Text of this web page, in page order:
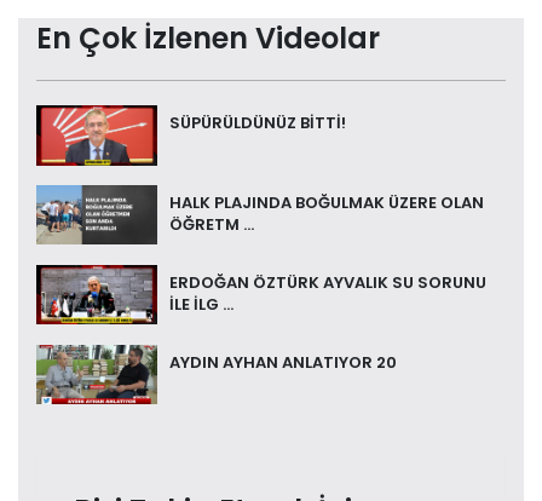
En Çok İzlenen Videolar
SÜPÜRÜLDÜNÜZ BİTTİ!
HALK PLAJINDA BOĞULMAK ÜZERE OLAN
ÖĞRETM ...
ERDOĞAN ÖZTÜRK AYVALIK SU SORUNU
İLE İLG ...
AYDIN AYHAN ANLATIYOR 20